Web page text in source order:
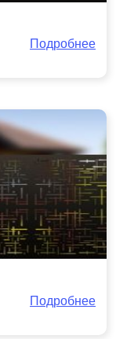
Подробнее
Подробнее